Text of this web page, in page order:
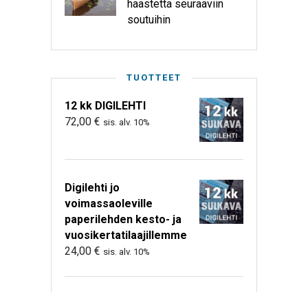
haastetta seuraaviin
soutuihin
TUOTTEET
12 kk DIGILEHTI
72,00 € sis. alv. 10%
Digilehti jo
voimassaoleville
paperilehden kesto- ja
vuosikertatilaajillemme
24,00 € sis. alv. 10%